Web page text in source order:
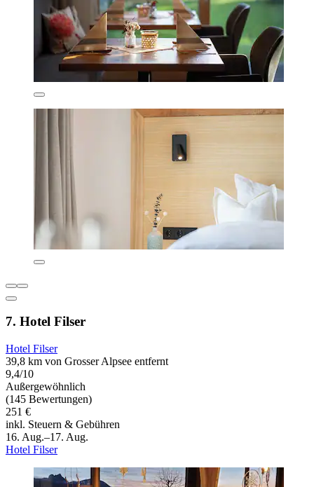
7. Hotel Filser
Hotel Filser
39,8 km von Grosser Alpsee entfernt
9,4/10
Außergewöhnlich
(145 Bewertungen)
251 €
inkl. Steuern & Gebühren
16. Aug.–17. Aug.
Hotel Filser